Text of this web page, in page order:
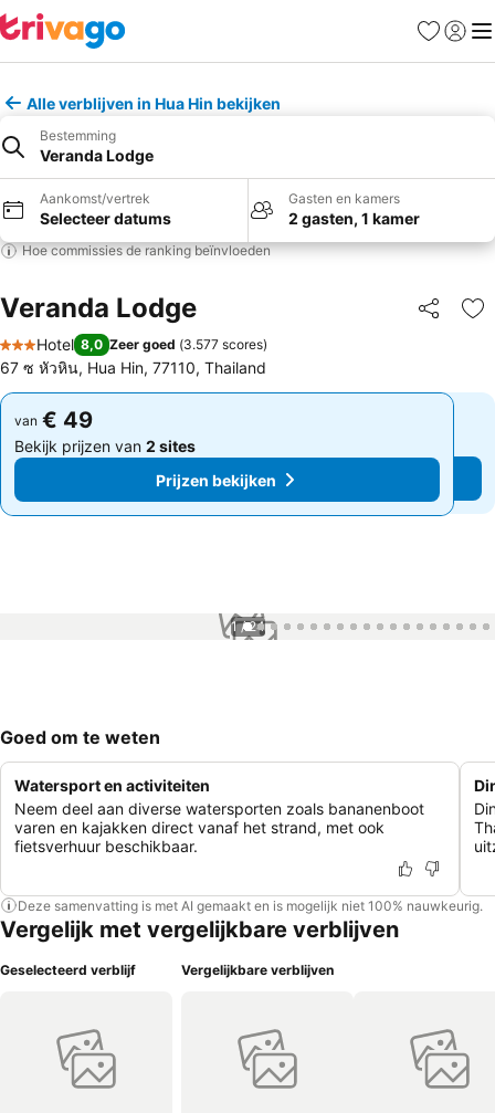
Favorieten
Alle verblijven in Hua Hin bekijken
Bestemming
Veranda Lodge
Aankomst/vertrek
Selecteer datums
Gasten en kamers
2 gasten, 1 kamer
Hoe commissies de ranking beïnvloeden
Veranda Lodge Delen
3 Sterren
Hotel 8,0 Zeer goed (3.577 scores)
67 ซ หัวหิน, Hua Hin, 77110, Thailand
van € 49
Bekijk prijzen van 2 sites
Prijzen bekijken
van € 49
Bekijk prijzen van 2 sites
Prijzen bekijken
1 / 24
Goed om te weten
Watersport en activiteiten
Neem deel aan diverse watersporten zoals bananenboot
varen en kajakken direct vanaf het strand, met ook
fietsverhuur beschikbaar.
Deze samenvatting is met AI gemaakt en is mogelijk niet 100% nauwkeurig.
Vergelijk met vergelijkbare verblijven
Geselecteerd verblijf Vergelijkbare verblijven